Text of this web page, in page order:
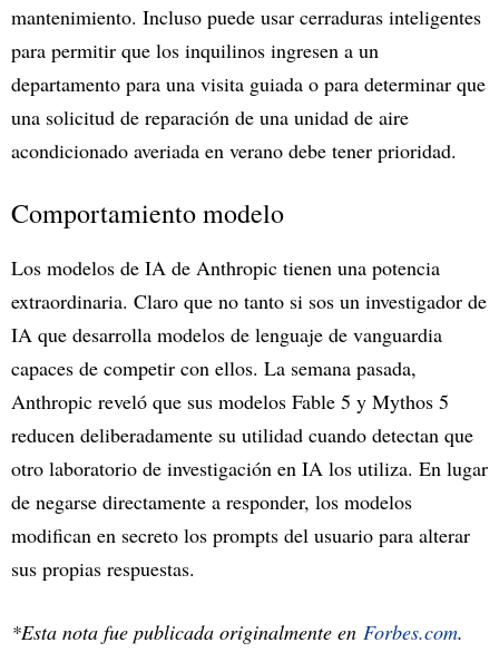
mantenimiento. Incluso puede usar cerraduras inteligentes
para permitir que los inquilinos ingresen a un
departamento para una visita guiada o para determinar que
una solicitud de reparación de una unidad de aire
acondicionado averiada en verano debe tener prioridad.
Comportamiento modelo
Los modelos de IA de Anthropic tienen una potencia
extraordinaria. Claro que no tanto si sos un investigador de
IA que desarrolla modelos de lenguaje de vanguardia
capaces de competir con ellos. La semana pasada,
Anthropic reveló que sus modelos Fable 5 y Mythos 5
reducen deliberadamente su utilidad cuando detectan que
otro laboratorio de investigación en IA los utiliza. En lugar
de negarse directamente a responder, los modelos
modifican en secreto los prompts del usuario para alterar
sus propias respuestas.
*Esta nota fue publicada originalmente en Forbes.com.